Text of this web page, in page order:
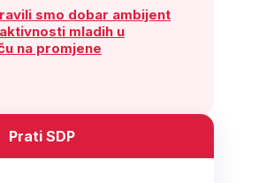
smo dobar ambijent
mladih u
na promjene
Prati SDP